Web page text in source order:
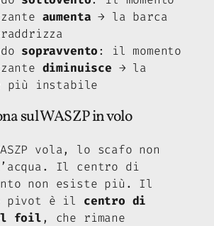
aumenta → la barca
sopravvento: il momento
diminuisce → la
più instabile
sul WASZP in volo
vola, lo scafo non
Il centro di
non esiste più. Il
pivot è il centro di
foil, che rimane